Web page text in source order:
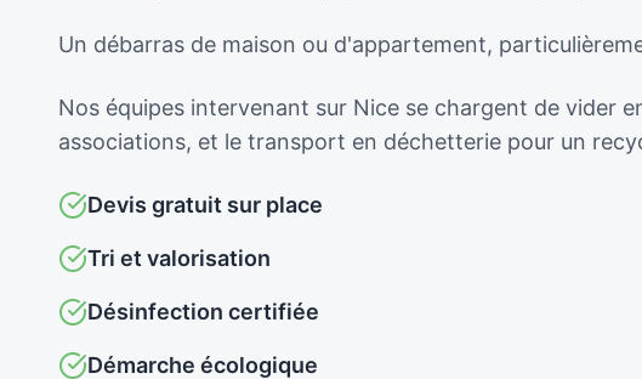
Un débarras de maison ou d'appartement,
Nos équipes intervenant sur Nice se chargent de vider
associations, et le transport en déchetterie pour un
Devis gratuit sur place
Tri et valorisation
Désinfection certifiée
Démarche écologique